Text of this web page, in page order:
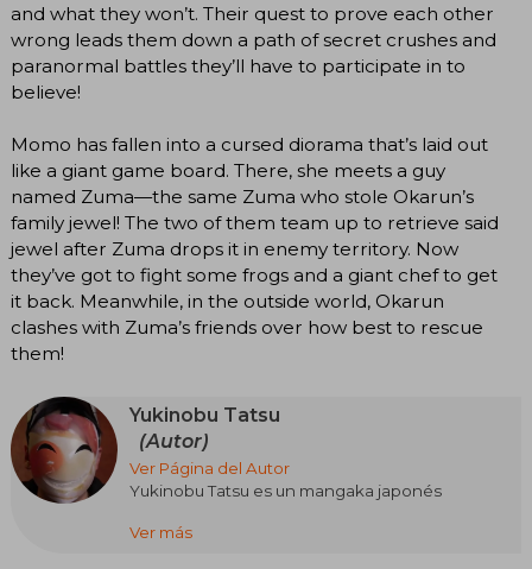
and what they won’t. Their quest to prove each other
wrong leads them down a path of secret crushes and
paranormal battles they’ll have to participate in to
believe!
Momo has fallen into a cursed diorama that’s laid out
like a giant game board. There, she meets a guy
named Zuma—the same Zuma who stole Okarun’s
family jewel! The two of them team up to retrieve said
jewel after Zuma drops it in enemy territory. Now
they’ve got to fight some frogs and a giant chef to get
it back. Meanwhile, in the outside world, Okarun
clashes with Zuma’s friends over how best to rescue
them!
Yukinobu Tatsu
(Autor)
Ver Página del Autor
Yukinobu Tatsu es un mangaka japonés
Tatsu es particularmente famoso por el éxito de
Ver más